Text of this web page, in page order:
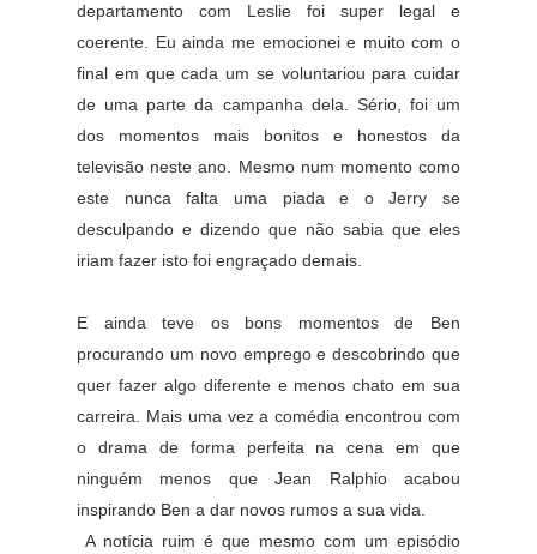
departamento com Leslie foi super legal e
coerente. Eu ainda me emocionei e muito com o
final em que cada um se voluntariou para cuidar
de uma parte da campanha dela. Sério, foi um
dos momentos mais bonitos e honestos da
televisão neste ano. Mesmo num momento como
este nunca falta uma piada e o Jerry se
desculpando e dizendo que não sabia que eles
iriam fazer isto foi engraçado demais.
E ainda teve os bons momentos de Ben
procurando um novo emprego e descobrindo que
quer fazer algo diferente e menos chato em sua
carreira. Mais uma vez a comédia encontrou com
o drama de forma perfeita na cena em que
ninguém menos que Jean Ralphio acabou
inspirando Ben a dar novos rumos a sua vida.
A notícia ruim é que mesmo com um episódio